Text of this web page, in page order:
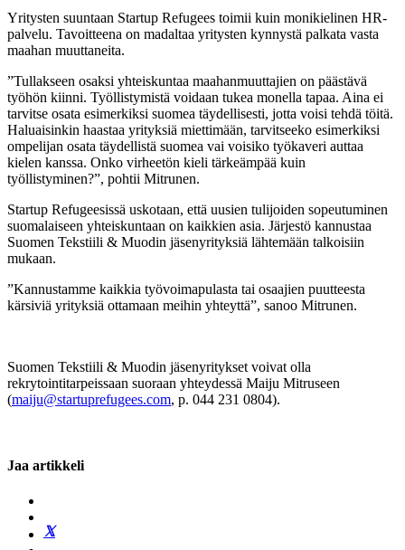
Yritysten suuntaan Startup Refugees toimii kuin monikielinen HR-
palvelu. Tavoitteena on madaltaa yritysten kynnystä palkata vasta
maahan muuttaneita.
”Tullakseen osaksi yhteiskuntaa maahanmuuttajien on päästävä
työhön kiinni. Työllistymistä voidaan tukea monella tapaa. Aina ei
tarvitse osata esimerkiksi suomea täydellisesti, jotta voisi tehdä töitä.
Haluaisinkin haastaa yrityksiä miettimään, tarvitseeko esimerkiksi
ompelijan osata täydellistä suomea vai voisiko työkaveri auttaa
kielen kanssa. Onko virheetön kieli tärkeämpää kuin
työllistyminen?”, pohtii Mitrunen.
Startup Refugeesissä uskotaan, että uusien tulijoiden sopeutuminen
suomalaiseen yhteiskuntaan on kaikkien asia. Järjestö kannustaa
Suomen Tekstiili & Muodin jäsenyrityksiä lähtemään talkoisiin
mukaan.
”Kannustamme kaikkia työvoimapulasta tai osaajien puutteesta
kärsiviä yrityksiä ottamaan meihin yhteyttä”, sanoo Mitrunen.
Suomen Tekstiili & Muodin jäsenyritykset voivat olla
rekrytointitarpeissaan suoraan yhteydessä Maiju Mitruseen
(maiju@startuprefugees.com, p. 044 231 0804).
Jaa artikkeli